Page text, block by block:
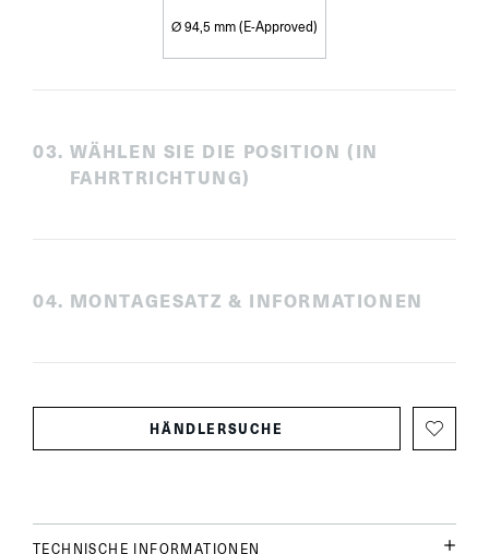
Ø 94,5 mm (E-Approved)
03. WÄHLEN SIE DIE POSITION (IN
FAHRTRICHTUNG)
04. MONTAGESATZ & INFORMATIONEN
HÄNDLERSUCHE
TECHNISCHE INFORMATIONEN